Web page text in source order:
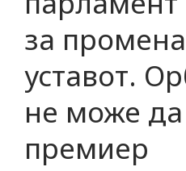
за
уставот.
не може
премиер